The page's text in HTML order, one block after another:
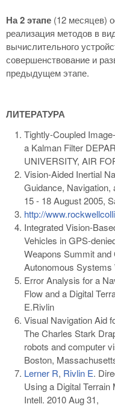
На 2 этапе (12 месяцев)
реализация методов в
вычислительного
совершенствование и
предыдущем этапе.
ЛИТЕРАТУРА
Tightly-Coupled
a Kalman Filter
UNIVERSITY, AIR
Vision-Aided Inertial
Guidance, Navigation,
15 - 18 August 2005,
http://
Integrated Vision-
Vehicles in GPS-
Weapons Summit
Autonomous Systems
Error Analysis for a
Flow and a Digital
E.Rivlin
Visual Navigation Aid
The Charles Stark
robots and computer
Boston,
Lerner R, Rivlin E.
Using a Digital Terrain
Intell. 2010 Aug 31,